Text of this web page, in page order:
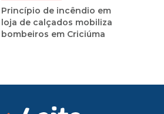
Princípio de incêndio em
loja de calçados mobiliza
bombeiros em Criciúma